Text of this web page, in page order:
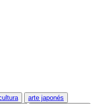
arte japonés